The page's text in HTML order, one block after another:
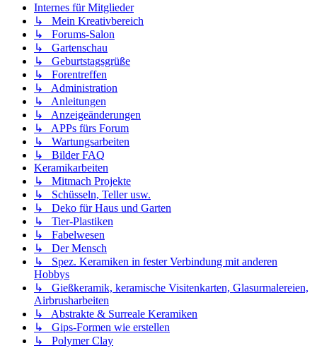
Internes für Mitglieder
↳ Mein Kreativbereich
↳ Forums-Salon
↳ Gartenschau
↳ Geburtstagsgrüße
↳ Forentreffen
↳ Administration
↳ Anleitungen
↳ Anzeigeänderungen
↳ APPs fürs Forum
↳ Wartungsarbeiten
↳ Bilder FAQ
Keramikarbeiten
↳ Mitmach Projekte
↳ Schüsseln, Teller usw.
↳ Deko für Haus und Garten
↳ Tier-Plastiken
↳ Fabelwesen
↳ Der Mensch
↳ Spez. Keramiken in fester Verbindung mit anderen
Hobbys
↳ Gießkeramik, keramische Visitenkarten, Glasurmalereien,
Airbrusharbeiten
↳ Abstrakte & Surreale Keramiken
↳ Gips-Formen wie erstellen
↳ Polymer Clay